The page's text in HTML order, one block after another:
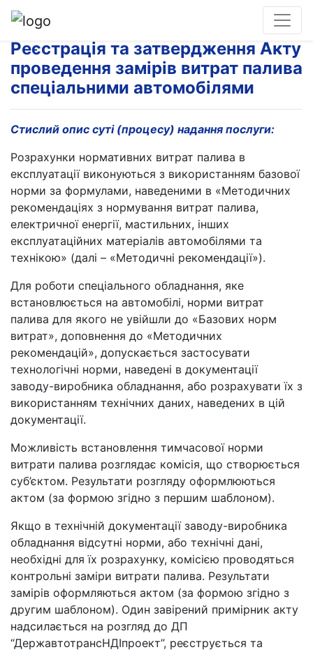
Реєстрація та затвердження Акту
проведення замірів витрат палива
спеціальними автомобілями
Стислий опис суті (процесу) надання послуги:
Розрахунки нормативних витрат палива в
експлуатації виконуються з використанням базової
норми за формулами, наведеними в «Методичних
рекомендаціях з нормування витрат палива,
електричної енергії, мастильних, інших
експлуатаційних матеріалів автомобілями та
технікою» (далі – «Методичні рекомендації»).
Для роботи спеціального обладнання, яке
встановлюється на автомобілі, норми витрат
палива для якого не увійшли до «Базових норм
витрат», доповнення до «Методичних
рекомендацій», допускається застосувати
технологічні норми, наведені в документації
заводу-виробника обладнання, або розрахувати їх з
використанням технічних даних, наведених в цій
документації.
Можливість встановлення тимчасової норми
витрати палива розглядає комісія, що створюється
суб’єктом. Результати розгляду оформлюються
актом (за формою згідно з першим шаблоном).
Якщо в технічній документації заводу-виробника
обладнання відсутні норми, або технічні дані,
необхідні для їх розрахунку, комісією проводяться
контрольні заміри витрати палива. Результати
замірів оформляються актом (за формою згідно з
другим шаблоном). Один завірений примірник акту
надсилається на розгляд до ДП
“ДержавтотрансНДІпроект”, реєструється та